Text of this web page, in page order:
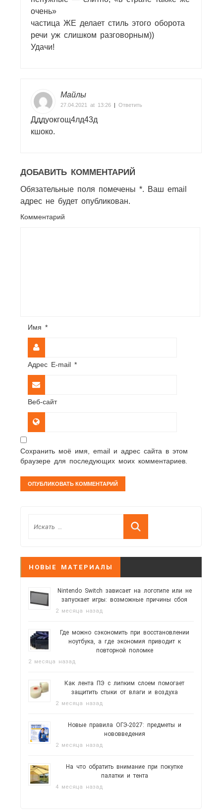
очень»
частица ЖЕ делает стиль этого оборота
речи уж слишком разговорным))
Удачи!
Майлы
27.04.2021 at 13:26 | Ответить
Дддуокгощ4лд43д
кшоко.
ДОБАВИТЬ КОММЕНТАРИЙ
Обязательные поля помечены *. Ваш email
адрес не будет опубликован.
Комментарий
Имя *
Адрес E-mail *
Веб-сайт
Сохранить моё имя, email и адрес сайта в этом
браузере для последующих моих комментариев.
НОВЫЕ МАТЕРИАЛЫ
Nintendo Switch зависает на логотипе или не
запускает игры: возможные причины сбоя
2 месяца назад
Где можно сэкономить при восстановлении
ноутбука, а где экономия приводит к
повторной поломке
2 месяца назад
Как лента ПЭ с липким слоем помогает
защитить стыки от влаги и воздуха
2 месяца назад
Новые правила ОГЭ-2027: предметы и
нововведения
2 месяца назад
На что обратить внимание при покупке
палатки и тента
4 месяца назад